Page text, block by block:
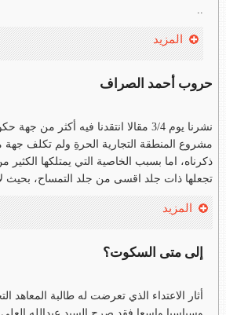
..
المزيد
حروب أحمد الصراف
نشرنا يوم 3/4 مقالا انتقدنا فيه أكثر
مشروع المنطقة التجارية الحرةِ ولم تكلف جهة
ذكرناه، اما بسبب الخاصية التي يمتلكها الكثير
تجعلها ذات جلد اقسى من جلد التمساح، بحيث
المزيد
إلى متى السكوت؟
أثار الاعتداء الذي تعرضت له طالبة المعاهد